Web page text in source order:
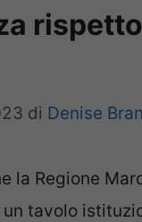
di Denise
la Regione
tavolo